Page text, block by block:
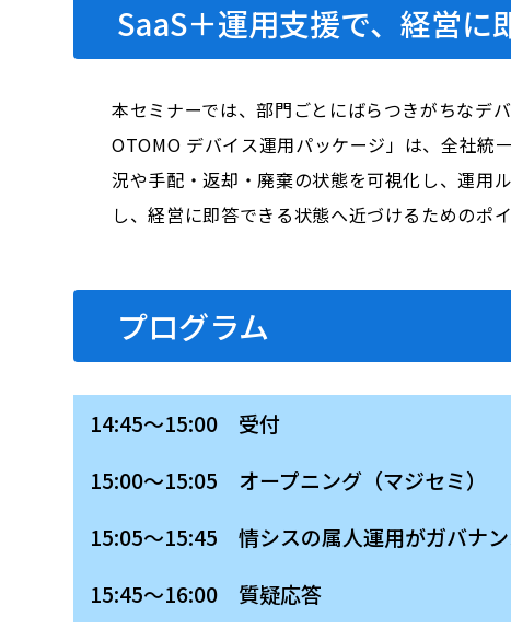
SaaS＋運用支援で、経営に
本セミナーでは、部門ごとにばらつきがちなデ
OTOMO デバイス運用パッケージ」は、全社統
況や手配・返却・廃棄の状態を可視化し、運用
し、経営に即答できる状態へ近づけるためのポ
プログラム
14:45～15:00 受付
15:00～15:05 オープニング（マジセミ）
15:05～15:45 情シスの属人運用がガバナ
15:45～16:00 質疑応答